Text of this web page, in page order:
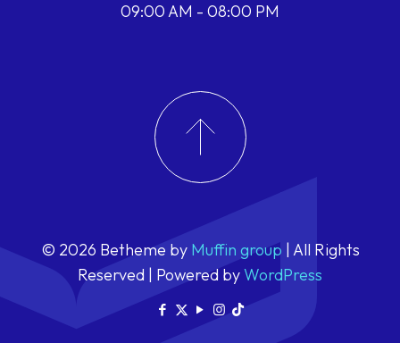
09:00 AM - 08:00 PM
© 2026 Betheme by Muffin group | All Rights
Reserved | Powered byWordPress